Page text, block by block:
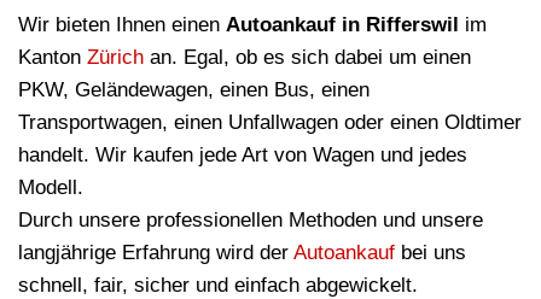
Wir bieten Ihnen einen Autoankauf in Rifferswil im
Kanton Zürich an. Egal, ob es sich dabei um einen
PKW, Geländewagen, einen Bus, einen
Transportwagen, einen Unfallwagen oder einen Oldtimer
handelt. Wir kaufen jede Art von Wagen und jedes
Modell.
Durch unsere professionellen Methoden und unsere
langjährige Erfahrung wird der Autoankauf bei uns
schnell, fair, sicher und einfach abgewickelt.